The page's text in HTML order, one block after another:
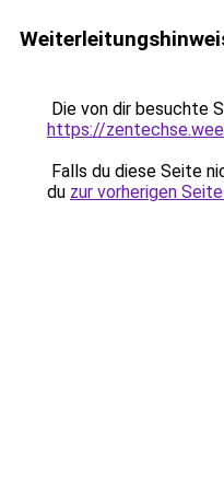
Die von dir besuchte
https://
Falls du diese Seite
du zur vorherigen